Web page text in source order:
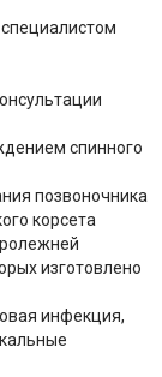
спинного
позвоночника
корсета
изготовлено
инфекция,